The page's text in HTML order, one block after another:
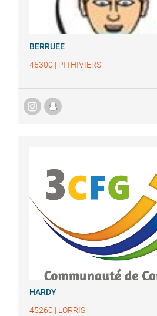
BERRUEE
45300 | PITHIVIERS
HARDY
45260 | LORRIS